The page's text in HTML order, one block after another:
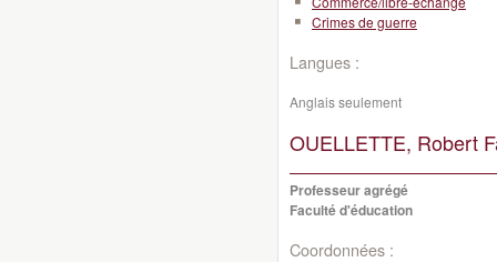
Crimes de guerre
Langues :
Anglais seulement
OUELLETTE, Robert
Professeur agrégé
Faculté d'éducation
Coordonnées :